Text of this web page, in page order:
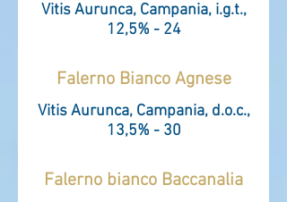
Vitis Aurunca, Campania, i.g.t.,
12,5% - 24
Falerno Bianco Agnese
Vitis Aurunca, Campania, d.o.c.,
13,5% - 30
Falerno bianco Baccanalia